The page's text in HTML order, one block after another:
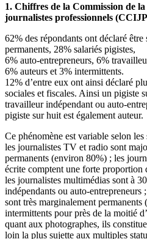
1. Chiffres de la Commission de
journalistes professionnels
62% des répondants ont déclaré être
permanents, 28% salariés pigistes,
6% auto-entrepreneurs, 6%
6% auteurs et 3% intermittents.
12% d’entre eux ont ainsi déclaré
sociales et fiscales. Ainsi un pigiste
travailleur indépendant ou auto-
pigiste sur huit est également auteur.
Ce phénomène est variable selon les
les journalistes TV et radio sont
permanents (environ 80%) ; les
écrite comptent une forte proportion
les journalistes multimédias sont à
indépendants ou auto-entrepreneurs
sont très marginalement permanents
intermittents pour près de la moitié
quant aux photographes, ils
loin la plus sujette aux multiples